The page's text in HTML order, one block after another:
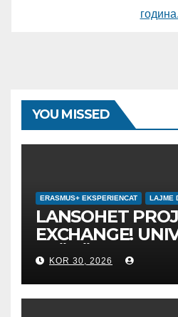
година.
YOU MISSED
ERASMUS+ EKSPERIENCAT LAJME
LANSOHET
EXCHANGE!
“NËNË TEREZA”
UDHËHEQ
EDUKIMIN
KOR 30, 2026